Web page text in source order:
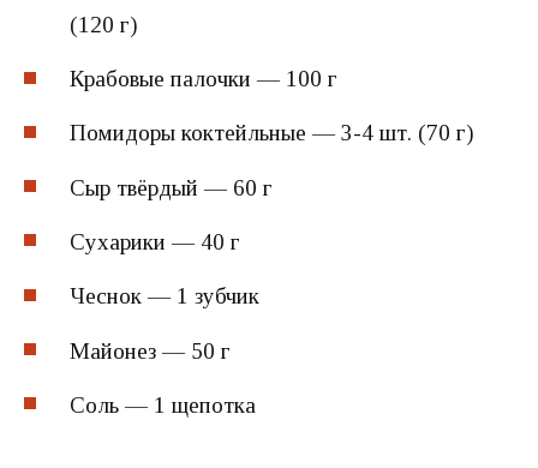
(120 г)
Крабовые палочки — 100 г
Помидоры коктейльные — 3-4 шт. (70 г)
Сыр твёрдый — 60 г
Сухарики — 40 г
Чеснок — 1 зубчик
Майонез — 50 г
Соль — 1 щепотка